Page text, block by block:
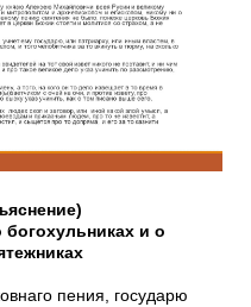
богохульниках и о
пения, государю